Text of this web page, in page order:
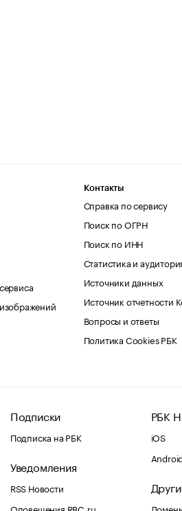
Контакты
Справка по сервису
Поиск по ОГРН
Поиск по ИНН
Статистика и
Источники данных
Источник отчетности
Вопросы и ответы
Политика Cookies РБК
Подписки
Подписка на РБК
Уведомления
RSS Новости
Оповещения RBC.ru
РБК
iOS